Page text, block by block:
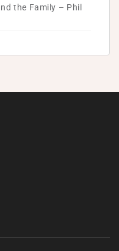
the Family – Phil